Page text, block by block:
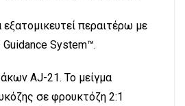
περαιτέρω με
Guidance System™.
AJ-21. Το μείγμα
σε φρουκτόζη 2:1